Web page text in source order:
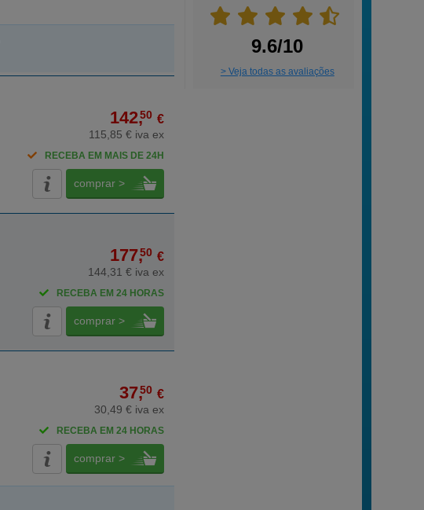
9.6/10
> Veja todas as avaliações
142,50 €
115,85 € iva ex
RECEBA EM MAIS DE 24H
comprar >
177,50 €
144,31 € iva ex
RECEBA EM 24 HORAS
comprar >
37,50 €
30,49 € iva ex
RECEBA EM 24 HORAS
comprar >